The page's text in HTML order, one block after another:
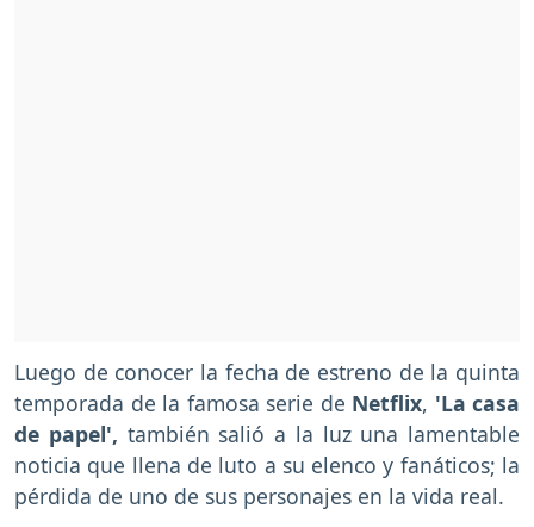
Luego de conocer la fecha de estreno de la quinta
temporada de la famosa serie de Netflix, 'La casa
de papel', también salió a la luz una lamentable
noticia que llena de luto a su elenco y fanáticos; la
pérdida de uno de sus personajes en la vida real.